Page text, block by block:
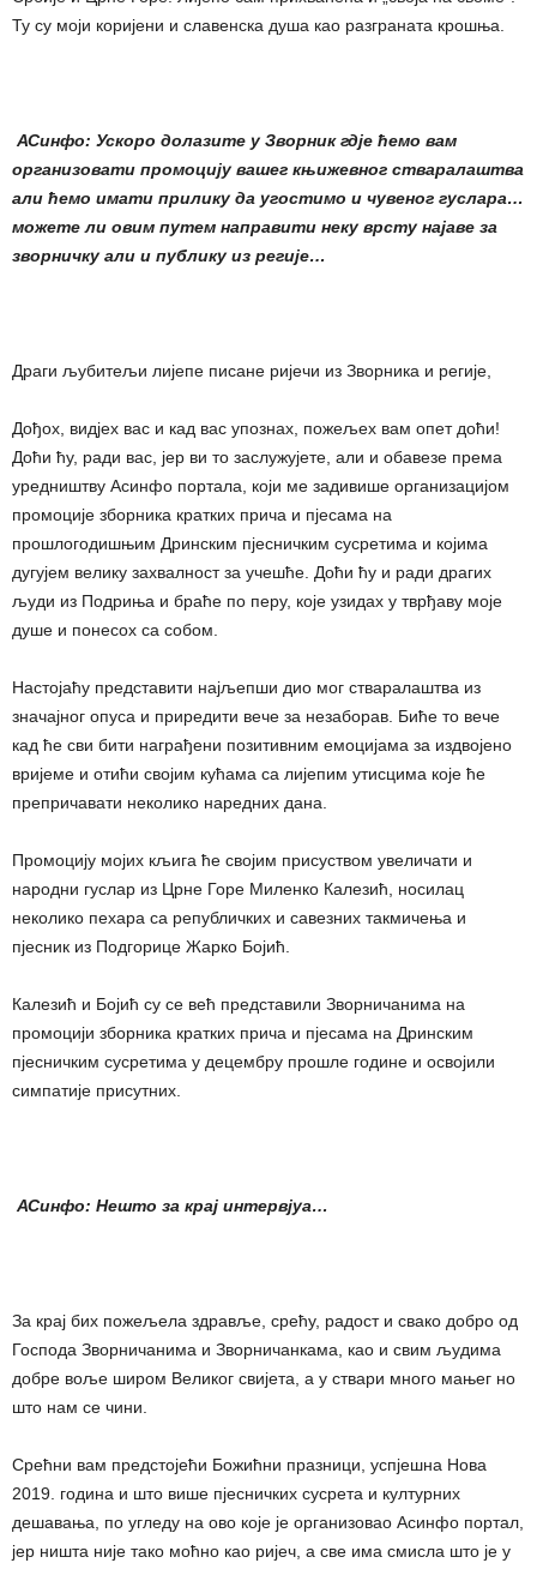
Ту су моји коријени и славенска душа као разграната крошња.
АСинфо: Ускоро долазите у Зворник гдје ћемо вам
организовати промоцију вашег књижевног стваралаштва
али ћемо имати прилику да угостимо и чувеног гуслара…
можете ли овим путем направити неку врсту најаве за
зворничку али и публику из регије…
Драги љубитељи лијепе писане ријечи из Зворника и регије,
Дођох, видјех вас и кад вас упознах, пожељех вам опет доћи!
Доћи ћу, ради вас, јер ви то заслужујете, али и обавезе према
уредништву Асинфо портала, који ме задивише организацијом
промоције зборника кратких прича и пјесама на
прошлогодишњим Дринским пјесничким сусретима и којима
дугујем велику захвалност за учешће. Доћи ћу и ради драгих
људи из Подриња и браће по перу, које узидах у тврђаву моје
душе и понесох са собом.
Настојаћу представити најљепши дио мог стваралаштва из
значајног опуса и приредити вече за незаборав. Биће то вече
кад ће сви бити награђени позитивним емоцијама за издвојено
вријеме и отићи својим кућама са лијепим утисцима које ће
препричавати неколико наредних дана.
Промоцију мојих кљига ће својим присуством увеличати и
народни гуслар из Црне Горе Миленко Калезић, носилац
неколико пехара са републичких и савезних такмичења и
пјесник из Подгорице Жарко Бојић.
Калезић и Бојић су се већ представили Зворничанима на
промоцији зборника кратких прича и пјесама на Дринским
пјесничким сусретима у децембру прошле године и освојили
симпатије присутних.
АСинфо: Нешто за крај интервјуа…
За крај бих пожељела здравље, срећу, радост и свако добро од
Господа Зворничанима и Зворничанкама, као и свим људима
добре воље широм Великог свијета, а у ствари много мањег но
што нам се чини.
Срећни вам предстојећи Божићни празници, успјешна Нова
2019. година и што више пјесничких сусрета и културних
дешавања, по угледу на ово које је организовао Асинфо портал,
јер ништа није тако моћно као ријеч, а све има смисла што је у